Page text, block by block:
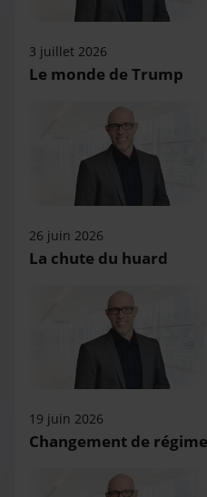
3 juillet 2026
Le monde de Trump
26 juin 2026
La chute du huard
19 juin 2026
Changement de